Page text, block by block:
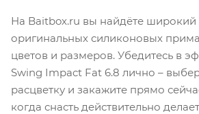
На Baitbox.ru вы найдёте
оригинальных силиконовых
цветов и размеров. Убедитесь в
Swing Impact Fat 6.8 лично –
расцветку и закажите прямо
когда снасть действительно